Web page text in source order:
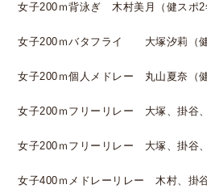
女子200ｍ背泳ぎ 木村美月（健スポ2
女子200ｍバタフライ 大塚汐莉（
女子200ｍ個人メドレー 丸山夏奈（
女子200ｍフリーリレー 大塚、掛谷
女子200ｍフリーリレー 大塚、掛谷
女子400ｍメドレーリレー 木村、掛